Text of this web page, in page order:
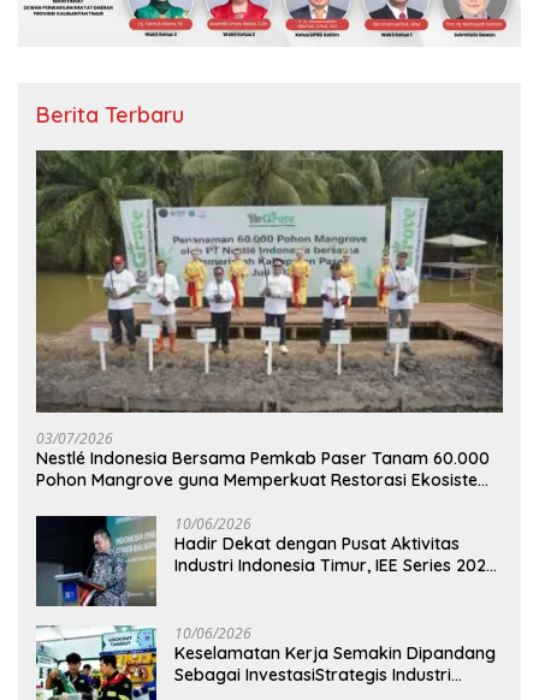
Berita Terbaru
03/07/2026
Nestlé Indonesia Bersama Pemkab Paser Tanam 60.000
Pohon Mangrove guna Memperkuat Restorasi Ekosistem
10/06/2026
Hadir Dekat dengan Pusat Aktivitas
Industri Indonesia Timur, IEE Series 2026
10/06/2026
Keselamatan Kerja Semakin Dipandang
Sebagai InvestasiStrategis Industri